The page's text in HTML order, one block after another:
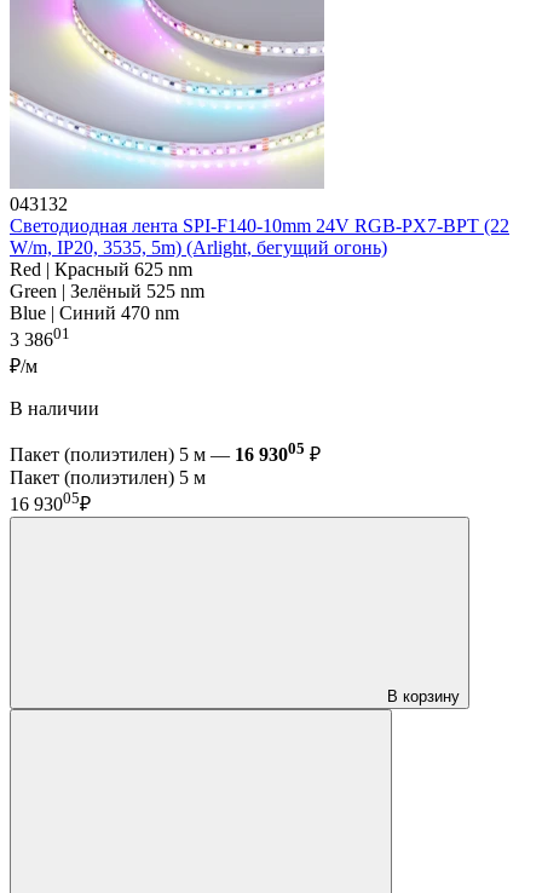
043132
Светодиодная лента SPI-F140-10mm 24V RGB-PX7-BPT (22
W/m, IP20, 3535, 5m) (Arlight, бегущий огонь)
Red | Красный 625 nm
Green | Зелёный 525 nm
Blue | Синий 470 nm
3 38601
₽/м
В наличии
Пакет (полиэтилен) 5 м — 16 93005 ₽
Пакет (полиэтилен) 5 м
16 93005₽
В корзину